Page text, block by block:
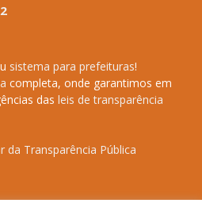
sistema para prefeituras!
completa, onde garantimos em
das leis de transparência
da Transparência Pública